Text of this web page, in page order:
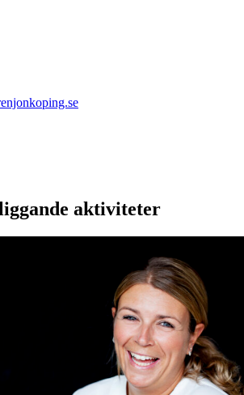
aktiviteter